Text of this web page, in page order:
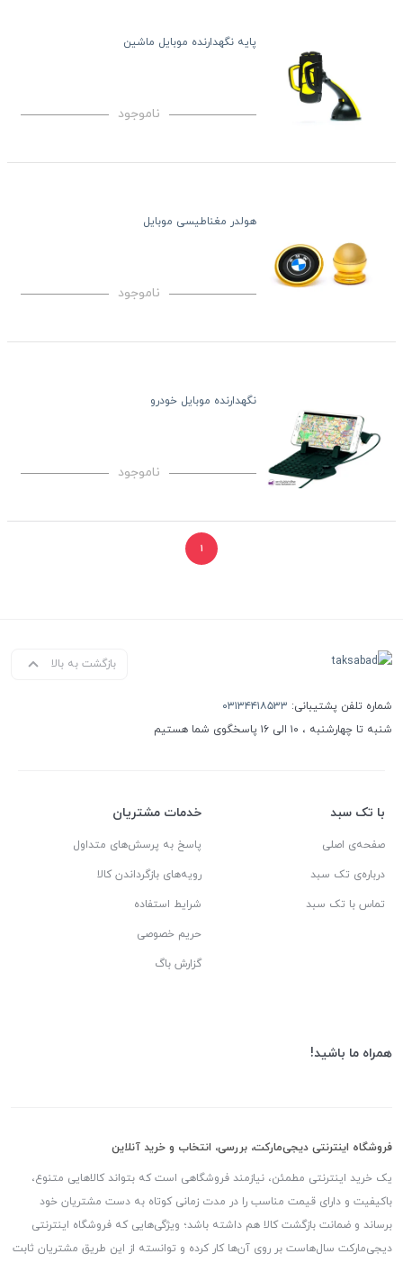
پایه نگهدارنده موبایل ماشین
ناموجود
هولدر مغناطیسی موبایل
ناموجود
نگهدارنده موبایل خودرو
ناموجود
۱
بازگشت به بالا
شماره تلفن پشتیبانی: ۰۳۱۳۴۴۱۸۵۳۳
شنبه تا چهارشنبه ، ۱۰ الی ۱۶ پاسخگوی شما هستیم
با تک سبد
صفحه‌ی اصلی
درباره‌ی تک سبد
تماس با تک سبد
خدمات مشتریان
پاسخ به پرسش‌های متداول
رویه‌های بازگرداندن کالا
شرایط استفاده
حریم خصوصی
گزارش باگ
همراه ما باشید!
فروشگاه اینترنتی دیجی‌مارکت، بررسی، انتخاب و خرید آنلاین
یک خرید اینترنتی مطمئن، نیازمند فروشگاهی است که بتواند کالاهایی متنوع،
باکیفیت و دارای قیمت مناسب را در مدت زمانی کوتاه به دست مشتریان خود
برساند و ضمانت بازگشت کالا هم داشته باشد؛ ویژگی‌هایی که فروشگاه اینترنتی
دیجی‌مارکت سال‌هاست بر روی آن‌ها کار کرده و توانسته از این طریق مشتریان ثابت